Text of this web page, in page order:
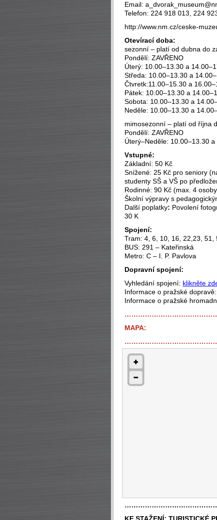
Email:
Telefon: 224 918 013, 224
http://www.nm.cz/ceske-
Otevírací doba:
sezonní – platí od dubna do
Pondělí: ZAVŘENO
Úterý: 10.00–13.30 a
Středa: 10.00–13.30 a
Čtvretk:11.00–15.30 a
Pátek: 10.00–13.30 a
Sobota: 10.00–13.30 a
Neděle: 10.00–13.30 a
mimosezonní – platí od října
Pondělí: ZAVŘENO
Úterý–Neděle: 10.00–13.30
Vstupné:
Základní: 50 Kč
Snížené: 25 Kč pro seniory
studenty SŠ a VŠ po
Rodinné: 90 Kč (max. 4
Školní výpravy s
Další poplatky: Povolení
30 K
Spojení:
Tram: 4, 6, 10, 16, 22,23, 51,
BUS: 291 – Kateřinská
Metro: C – I. P. Pavlova
Dopravní spojení:
Vyhledání spojení: klikněte
Informace o pražské
Informace o pražské
MAPA: